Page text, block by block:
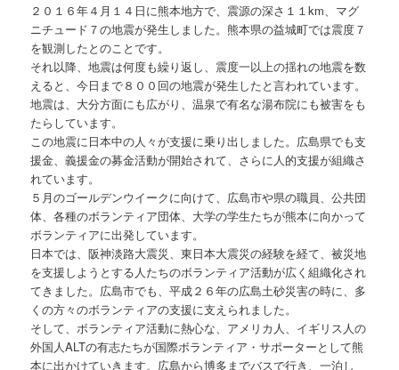
２０１６年４月１４日に熊本地方で、震源の深さ１１km、マグ
ニチュード７の地震が発生しました。熊本県の益城町では震度７
を観測したとのことです。
それ以降、地震は何度も繰り返し、震度一以上の揺れの地震を数
えると、今日まで８００回の地震が発生したと言われています。
地震は、大分方面にも広がり、温泉で有名な湯布院にも被害をも
たらしています。
この地震に日本中の人々が支援に乗り出しました。広島県でも支
援金、義援金の募金活動が開始されて、さらに人的支援が組織さ
れています。
５月のゴールデンウイークに向けて、広島市や県の職員、公共団
体、各種のボランティア団体、大学の学生たちが熊本に向かって
ボランティアに出発しています。
日本では、阪神淡路大震災、東日本大震災の経験を経て、被災地
を支援しようとする人たちのボランティア活動が広く組織化され
てきました。広島市でも、平成２６年の広島土砂災害の時に、多
くの方々のボランティアの支援に支えられました。
そして、ボランティア活動に熱心な、アメリカ人、イギリス人の
外国人ALTの有志たちが国際ボランティア・サポーターとして熊
本に出かけていきます。広島から博多までバスで行き、一泊し